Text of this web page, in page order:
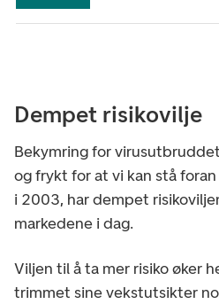
Dempet risikovilje
Bekymring for
og frykt for at vi kan stå foran
i 2003, har dempet
markedene i dag.
Viljen til å ta mer risiko øker
trimmet sine vekstutsikter